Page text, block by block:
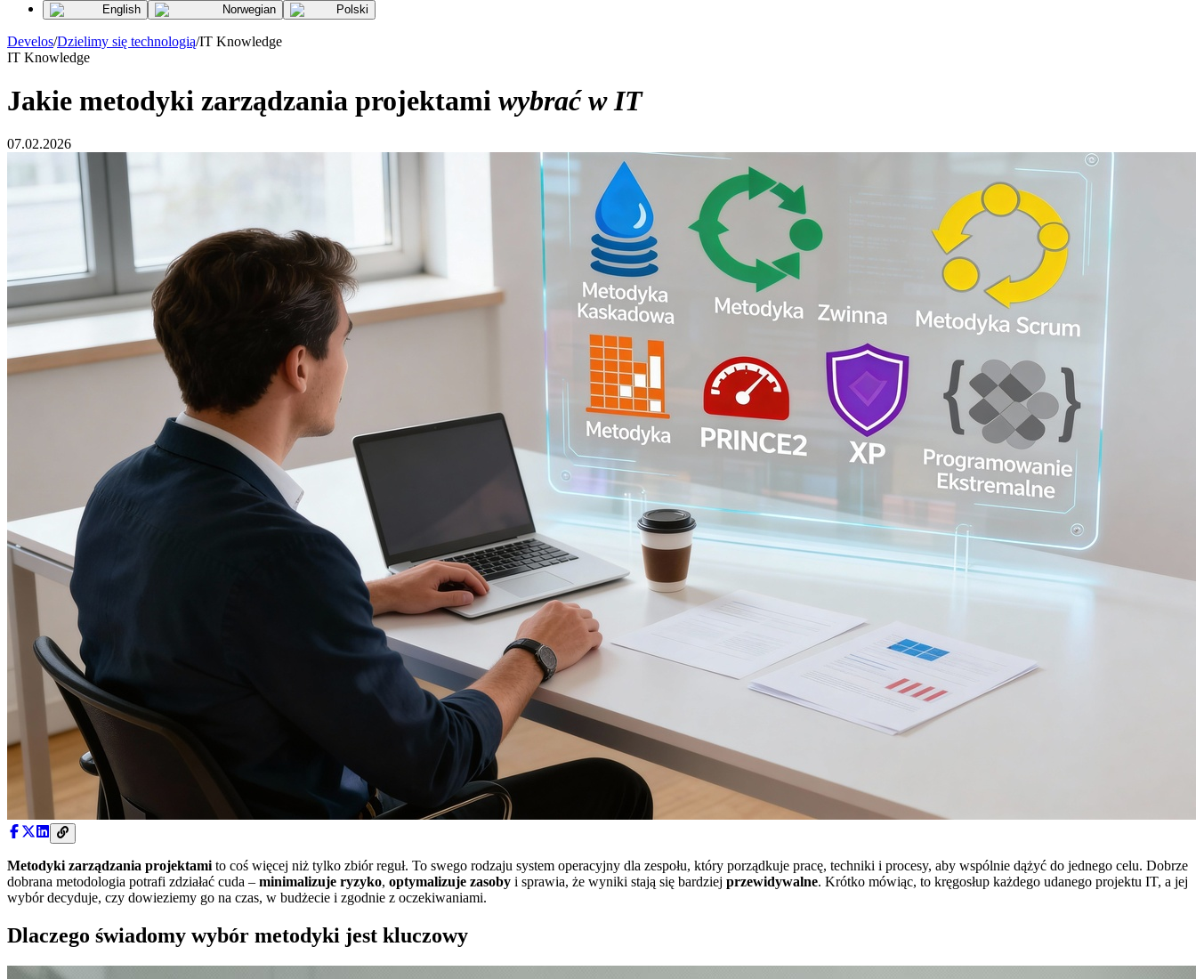
English Norwegian Polski
Develos/Dzielimy się technologią/IT Knowledge
IT Knowledge
Jakie metodyki zarządzania projektami wybrać w IT
07.02.2026
Metodyki zarządzania projektami to coś więcej niż tylko zbiór reguł. To swego rodzaju system operacyjny dla zespołu, który porządkuje pracę, techniki i procesy, aby wspólnie dążyć do jednego celu. Dobrze
dobrana metodologia potrafi zdziałać cuda – minimalizuje ryzyko, optymalizuje zasoby i sprawia, że wyniki stają się bardziej przewidywalne. Krótko mówiąc, to kręgosłup każdego udanego projektu IT, a jej
wybór decyduje, czy dowieziemy go na czas, w budżecie i zgodnie z oczekiwaniami.
Dlaczego świadomy wybór metodyki jest kluczowy